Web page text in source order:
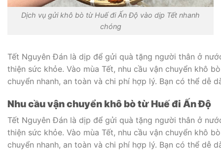
Dịch vụ gửi khô bò từ Huế đi Ấn Độ vào dịp Tết nhanh
chóng
Tết Nguyên Đán là dịp để gửi quà tặng người thân ở
thiện sức khỏe. Vào mùa Tết, nhu cầu vận chuyển khô
chuyển nhanh, an toàn và chi phí hợp lý. Bạn có thể
Nhu cầu vận chuyển khô bò từ Huế đi Ấn Độ
Tết Nguyên Đán là dịp để gửi quà tặng người thân ở
thiện sức khỏe. Vào mùa Tết, nhu cầu vận chuyển khô
chuyển nhanh, an toàn và chi phí hợp lý. Bạn có thể